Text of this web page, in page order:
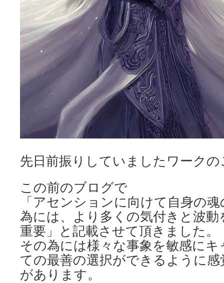
先日前振りしていましたワーク
この前のブログで
「アセンションに向けて自身の
為には、より多くの気付きと波
重要」と記載させて頂きました。
その為には様々な事象を敏感に
ての最善の選択ができるように
があります。